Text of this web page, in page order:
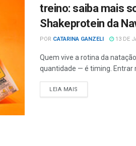
treino: saiba mais
Shakeprotein da
POR CATARINA GANZELI 13 DE
Quem vive a rotina da
quantidade — é timing. Entrar
LEIA MAIS